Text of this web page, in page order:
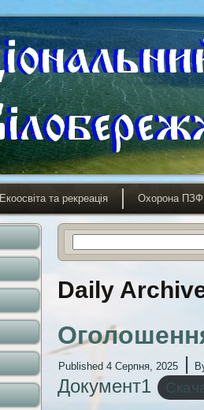
Екоосвіта та рекреація Охорона ПЗФ
Daily
Published 4 Серпня, 2025 |
Документ1